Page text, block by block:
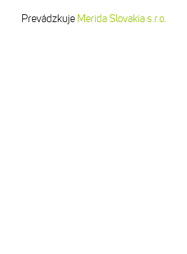
Prevádzkuje Merida Slovakia s.r.o.